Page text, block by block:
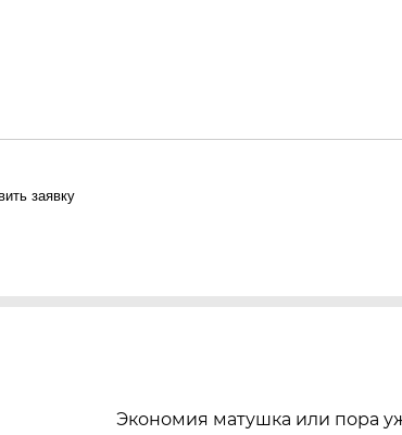
заявку
Экономия матушка или пора